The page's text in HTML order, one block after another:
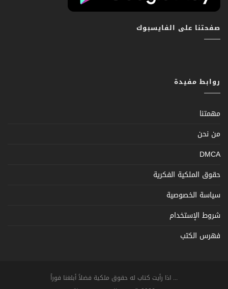
صفحتنا على الفايسبوك
روابط مفيدة
مهمتنا
من نحن
DMCA
حقوق الملكية الفكرية
سياسة الخصوصية
شروط الإستخدام
فهرس الكتب
... اذا رأيت كتاب له حقوق ملكية فضلاً أبلغنا فوراً